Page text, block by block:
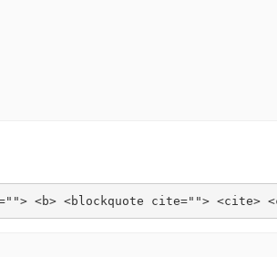
<blockquote cite=""> <cite>